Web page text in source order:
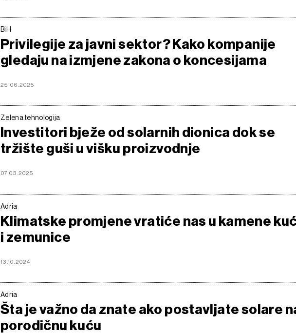
BiH
Privilegije za javni sektor? Kako kompanije
gledaju na izmjene zakona o koncesijama
25.06.2025
Zelena tehnologija
Investitori bježe od solarnih dionica dok se
tržište guši u višku proizvodnje
07.03.2025
Adria
Klimatske promjene vratiće nas u kamene
i zemunice
13.10.2024
Adria
Šta je važno da znate ako postavljate solare
porodičnu kuću